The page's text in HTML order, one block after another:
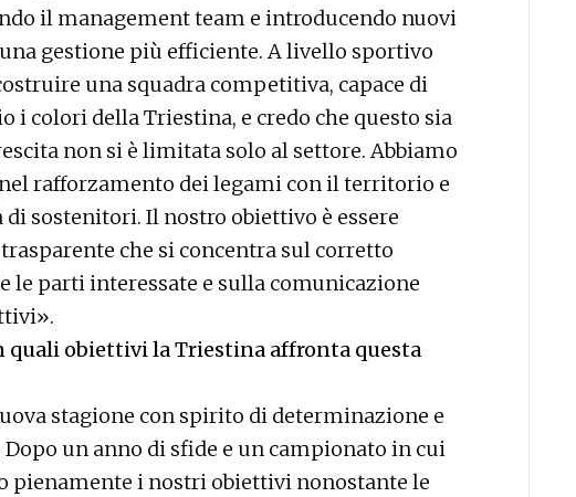
il management team e introducendo nuovi
gestione più efficiente. A livello sportivo
una squadra competitiva, capace di
i colori della Triestina, e credo che questo sia
non si è limitata solo al settore. Abbiamo
rafforzamento dei legami con il territorio e
sostenitori. Il nostro obiettivo è essere
che si concentra sul corretto
le parti interessate e sulla comunicazione
quali obiettivi la Triestina affronta questa
stagione con spirito di determinazione e
un anno di sfide e un campionato in cui
pienamente i nostri obiettivi nonostante le